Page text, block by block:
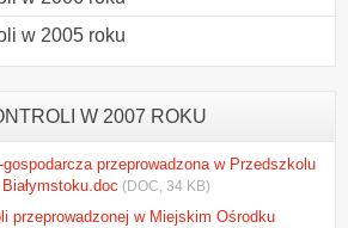
w 2005 roku
W 2007 ROKU
przeprowadzona w Przedszkolu
(DOC, 34 KB)
przeprowadzonej w Miejskim Ośrodku